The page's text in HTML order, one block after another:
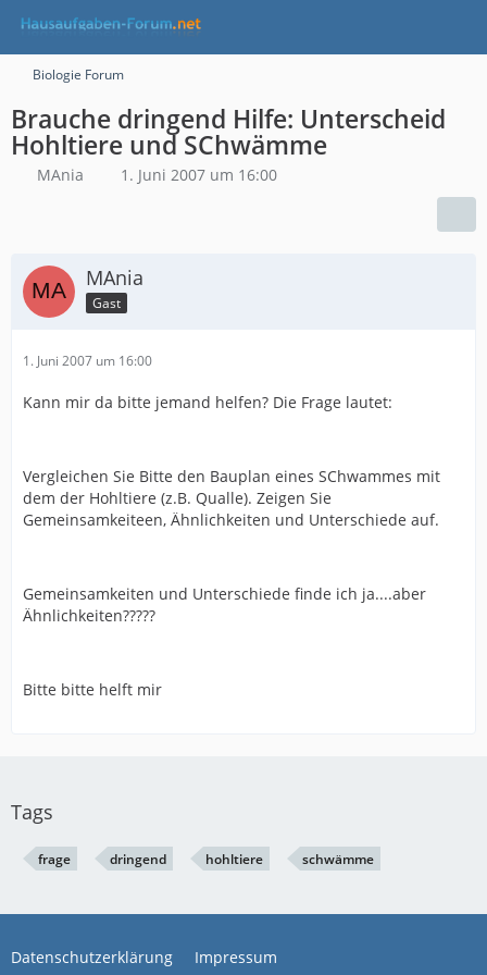
Biologie Forum
Brauche dringend Hilfe: Unterscheid
Hohltiere und SChwämme
MAnia 1. Juni 2007 um 16:00
MAnia
Gast
1. Juni 2007 um 16:00
Kann mir da bitte jemand helfen? Die Frage lautet:
Vergleichen Sie Bitte den Bauplan eines SChwammes mit
dem der Hohltiere (z.B. Qualle). Zeigen Sie
Gemeinsamkeiteen, Ähnlichkeiten und Unterschiede auf.
Gemeinsamkeiten und Unterschiede finde ich ja....aber
Ähnlichkeiten?????
Bitte bitte helft mir
Tags
frage dringend hohltiere schwämme
Datenschutzerklärung Impressum